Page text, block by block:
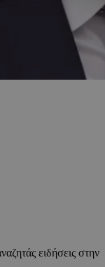
ειδήσεις στην